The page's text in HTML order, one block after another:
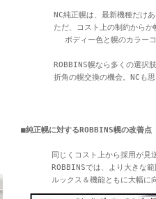
NC純正幌は、最新機種だけあっ
ただ、コスト上の制約からか幌
ボディー色と幌のカラー
　　　ROBBINS幌なら多くの選択肢
折角の幌交換の機会。NCも思い
■純正幌に対するROBBINS幌の改善点
同じくコスト上から採用が見送ら
ROBBINSでは、より大きな範囲
ルックス＆機能ともに大幅に